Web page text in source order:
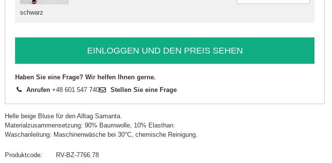
schwarz
EINLOGGEN UND DEN PREIS SEHEN
Haben Sie eine Frage? Wir helfen Ihnen gerne.
Anrufen +48 601 547 740 Stellen Sie eine Frage
Helle beige Bluse für den Alltag Samanta.
Materialzusammensetzung: 90% Baumwolle, 10% Elasthan.
Waschanleitung: Maschinenwäsche bei 30°C, chemische Reinigung.
Produktcode
RV-BZ-7766.78